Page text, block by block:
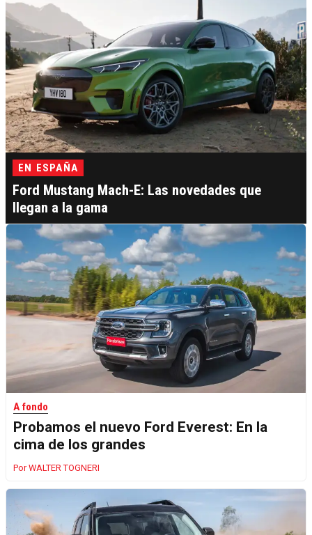
EN ESPAÑA
Ford Mustang Mach-E: Las novedades que
llegan a la gama
A fondo
Probamos el nuevo Ford Everest: En la
cima de los grandes
WALTER TOGNERI